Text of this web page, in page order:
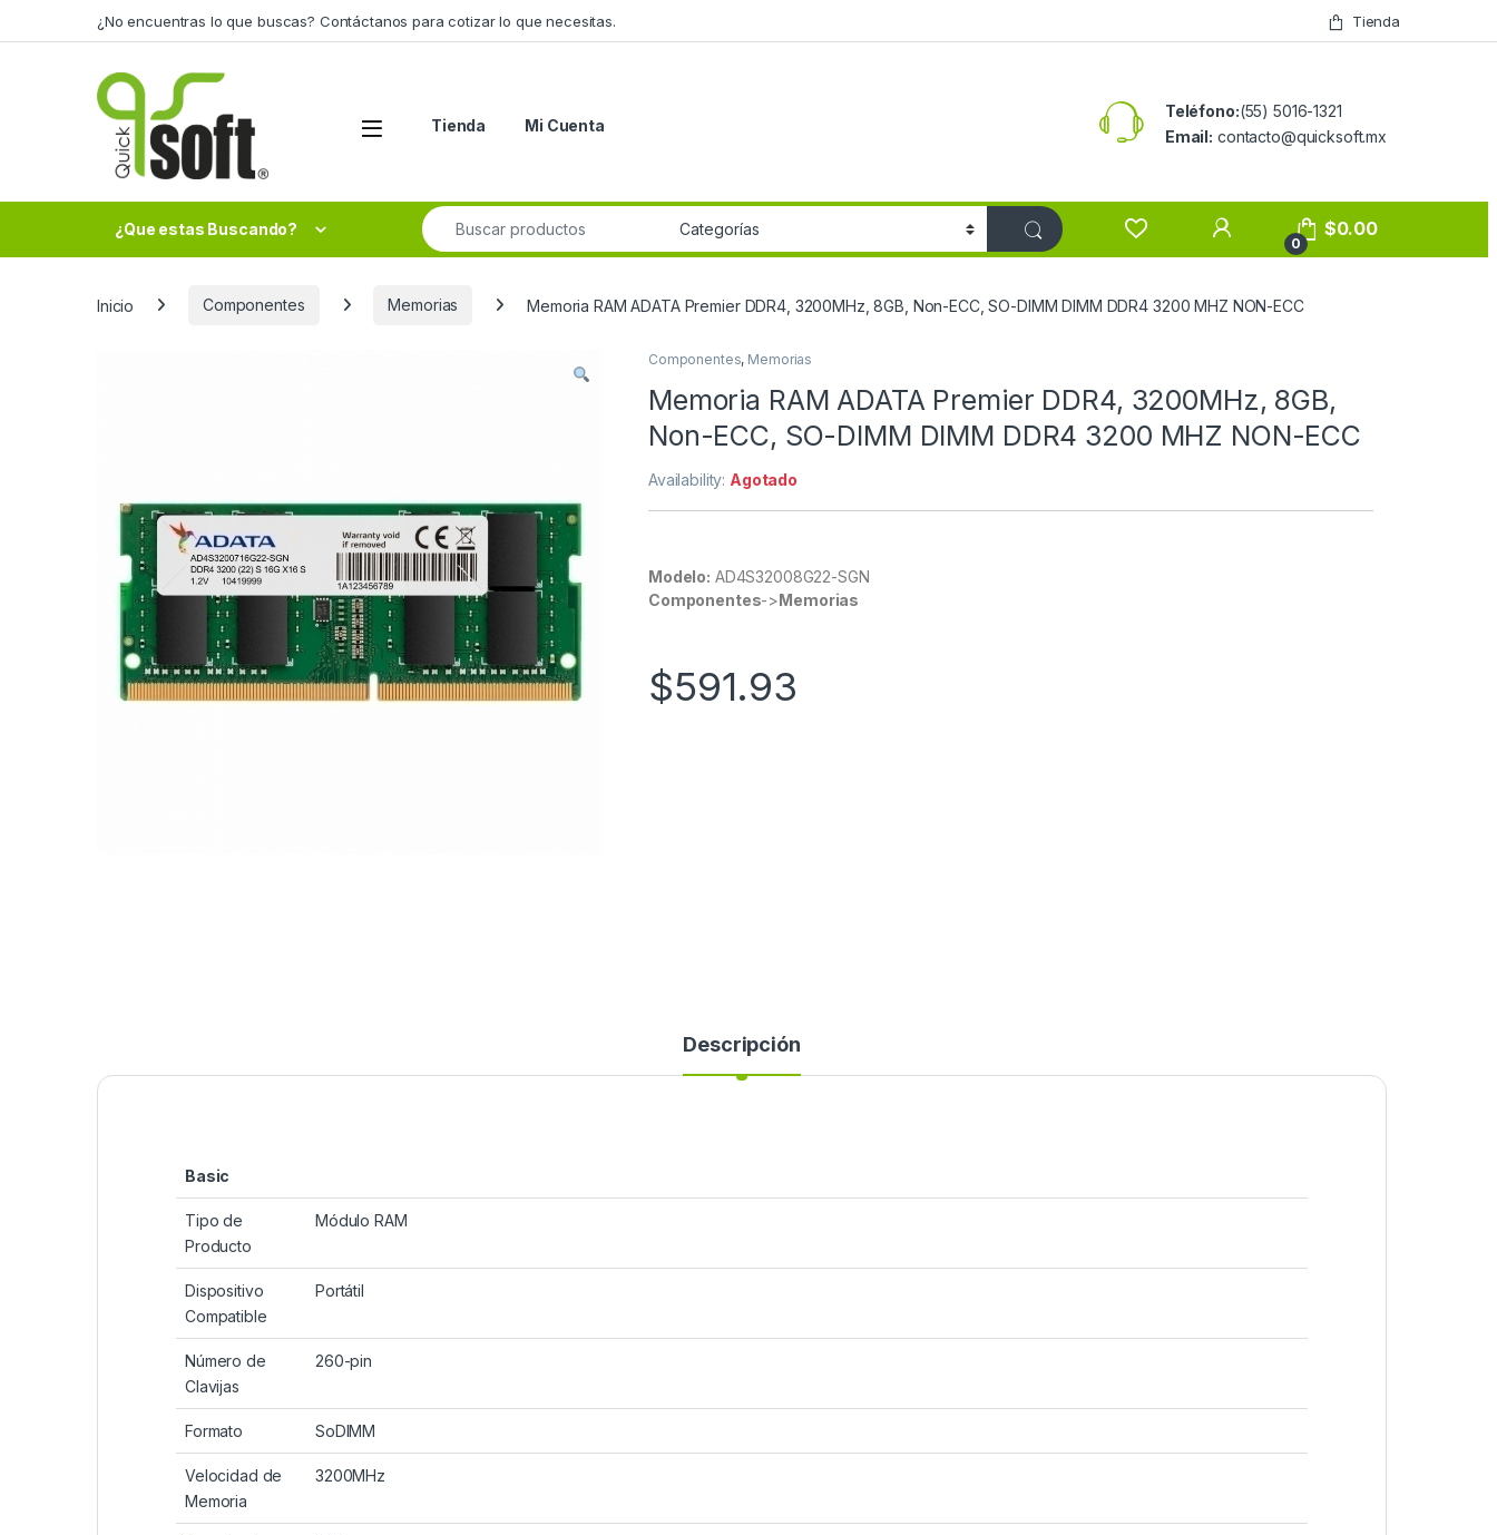
¿No encuentras lo que buscas? Contáctanos para cotizar lo que necesitas. Tienda
Tienda Mi Cuenta
Teléfono:(55) 5016-1321
Email: contacto@quicksoft.mx
¿Que estas Buscando?
Search for:
0
$0.00
Inicio Componentes Memorias Memoria RAM ADATA Premier DDR4, 3200MHz, 8GB, Non-ECC, SO-DIMM DIMM DDR4 3200 MHZ NON-ECC
Componentes, Memorias
Memoria RAM ADATA Premier DDR4, 3200MHz, 8GB,
Non-ECC, SO-DIMM DIMM DDR4 3200 MHZ NON-ECC
Availability: Agotado
Modelo: AD4S32008G22-SGN
Componentes->Memorias
$591.93
Descripción
Basic
Tipo de
Producto
Módulo RAM
Dispositivo
Compatible
Portátil
Número de
Clavijas
260-pin
Formato SoDIMM
Velocidad de
Memoria
3200MHz